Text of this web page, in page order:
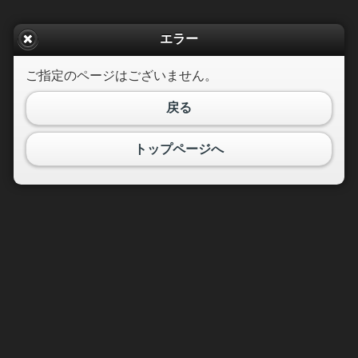
エラー
ご指定のページはございません。
戻る
トップページへ